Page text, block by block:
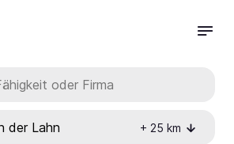
+ 25 km